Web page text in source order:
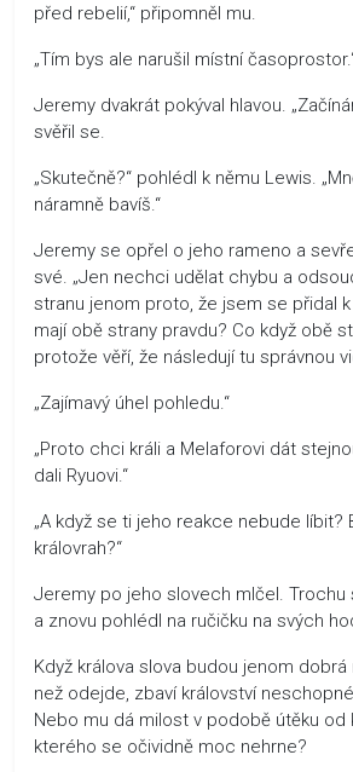
před rebelií,“ připomněl mu.
„Tím bys ale narušil místní
Jeremy dvakrát pokýval hlavou.
svěřil se.
„Skutečně?“ pohlédl k němu Lewis.
náramně bavíš.“
Jeremy se opřel o jeho rameno a
své. „Jen nechci udělat chybu a
stranu jenom proto, že jsem se přidal
mají obě strany pravdu? Co když obě
protože věří, že následují tu správnou
„Zajímavý úhel pohledu.“
„Proto chci králi a Melaforovi dát
dali Ryuovi.“
„A když se ti jeho reakce nebude líbit?
královrah?“
Jeremy po jeho slovech mlčel. Trochu
a znovu pohlédl na ručičku na svých
Když králova slova budou jenom dobrá
než odejde, zbaví království
Nebo mu dá milost v podobě útěku od
kterého se očividně moc nehrne?